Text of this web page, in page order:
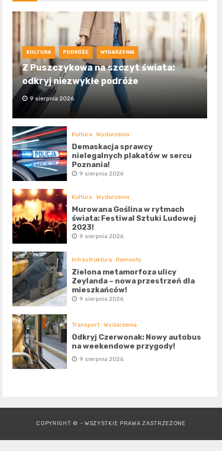
KULTURA PODRÓŻE WYDARZENIA
Z Puszczykowa na szczyt świata:
odkryj niezwykłe podróże
9 sierpnia 2026
Kultura Wydarzenia
Demaskacja sprawcy
nielegalnych plakatów w sercu
Poznania!
9 sierpnia 2026
Kultura Wydarzenia
Murowana Goślina w rytmach
świata: Festiwal Sztuki Ludowej
2023!
9 sierpnia 2026
Infrastruktura Remonty
Zielona metamorfoza ulicy
Zeylanda – nowa przestrzeń dla
mieszkańców!
9 sierpnia 2026
Transport Wydarzenia
Odkryj Czerwonak: Nowy autobus
na weekendowe przygody!
9 sierpnia 2026
COPYRIGHT © - WSZYSTKIE PRAWA ZASTRZEŻONE